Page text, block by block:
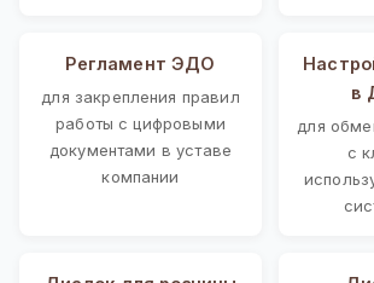
Регламент ЭДО
для закрепления правил
работы с цифровыми
документами в уставе
компании
в
для
с